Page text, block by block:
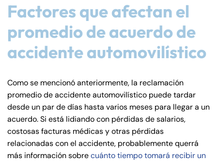
Factores que afectan el
promedio de acuerdo de
accidente automovilístico
Como se mencionó anteriormente, la reclamación
promedio de accidente automovilístico puede tardar
desde un par de días hasta varios meses para llegar a un
acuerdo. Si está lidiando con pérdidas de salarios,
costosas facturas médicas y otras pérdidas
relacionadas con el accidente, probablemente querrá
más información sobrecuánto tiempo tomará recibir un